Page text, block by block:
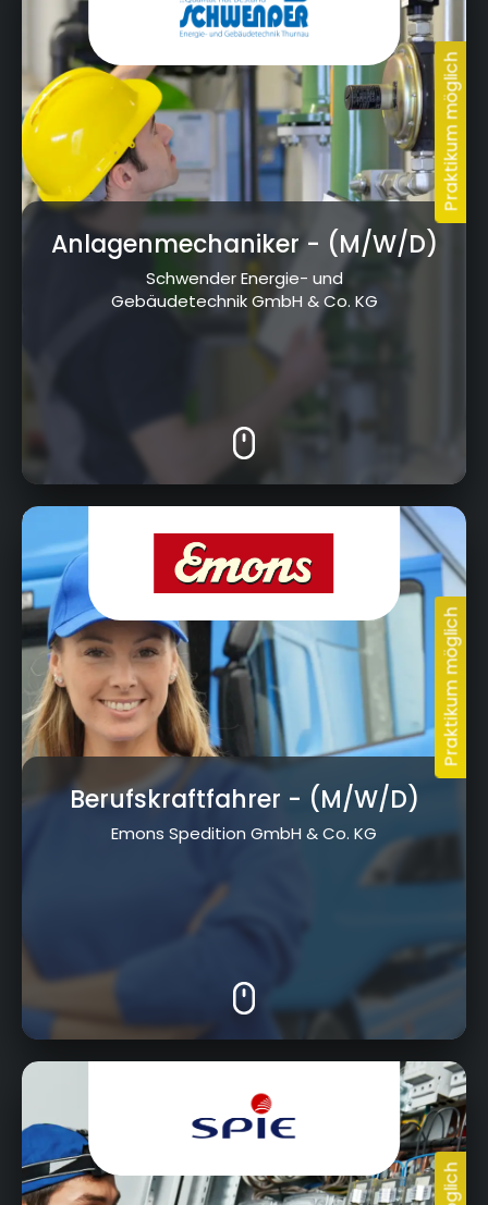
Anlagenmechaniker - (M/W/D)
Schwender Energie- und
Gebäudetechnik GmbH & Co. KG
Bayreuther Straße 4, 95502 Himmelkron
Berufskraftfahrer - (M/W/D)
Emons Spedition GmbH & Co. KG
Albert-Ruckdeschel-Straße 11, 95326 Kulmbach